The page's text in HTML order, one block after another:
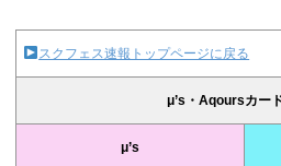
スクフェス速報トップページに戻る
μ’s・Aqoursカー
μ’s